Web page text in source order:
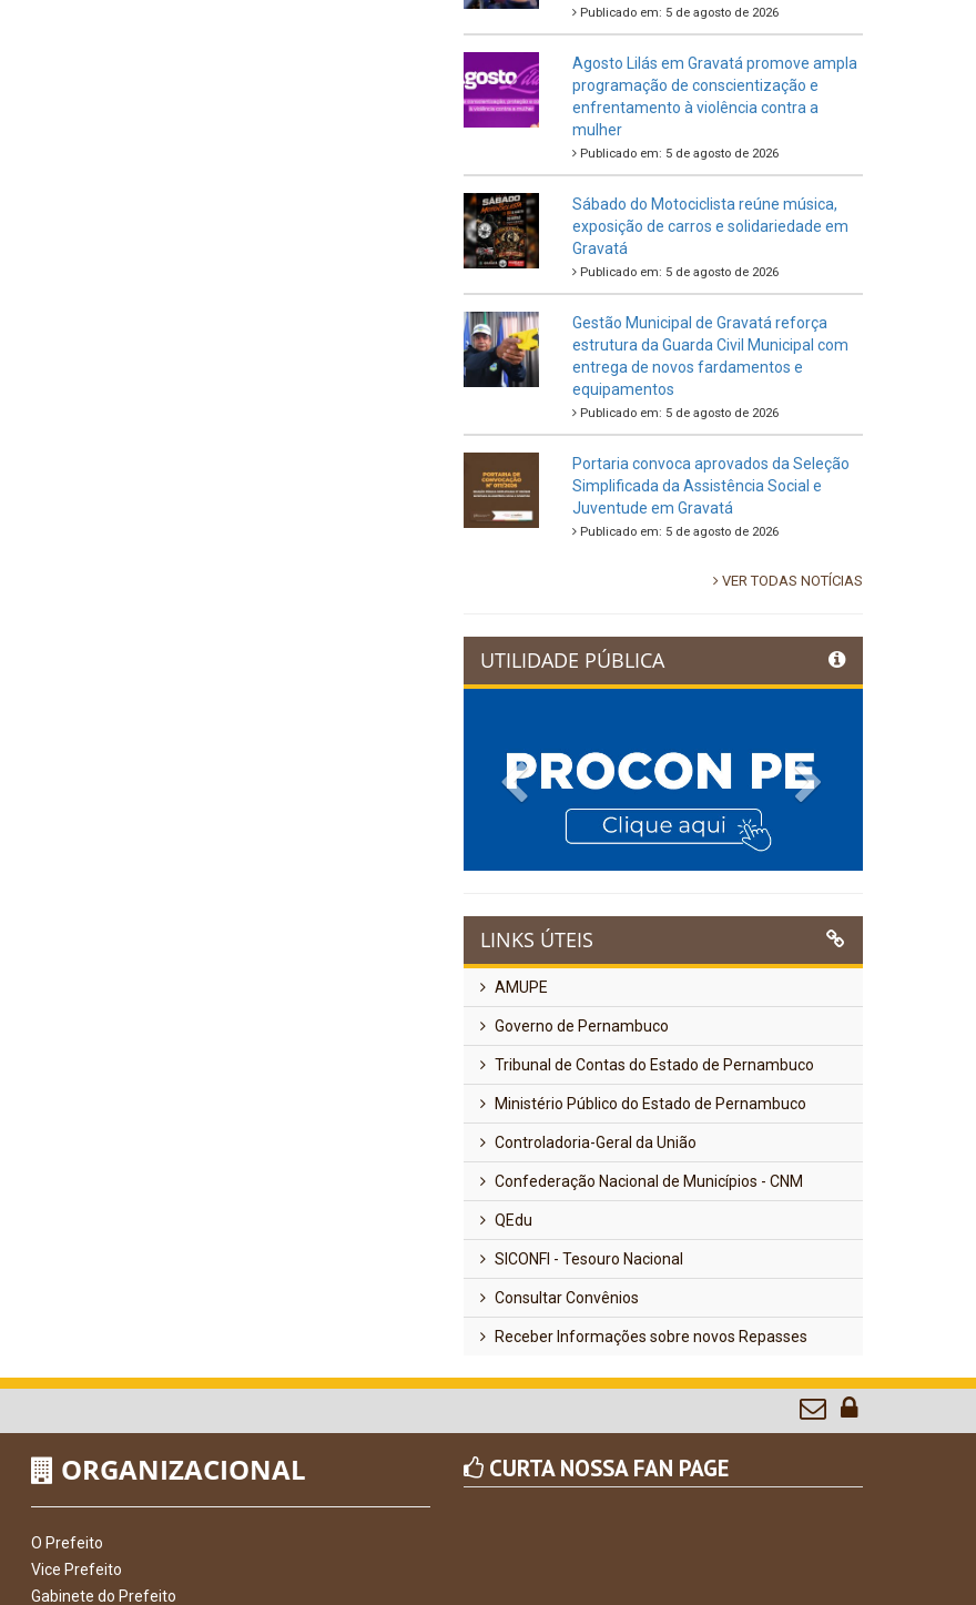
Publicado em: 5 de agosto de 2026
Agosto Lilás em Gravatá promove ampla
programação de conscientização e
enfrentamento à violência contra a
mulher
Publicado em: 5 de agosto de 2026
Sábado do Motociclista reúne música,
exposição de carros e solidariedade em
Gravatá
Publicado em: 5 de agosto de 2026
Gestão Municipal de Gravatá reforça
estrutura da Guarda Civil Municipal com
entrega de novos fardamentos e
equipamentos
Publicado em: 5 de agosto de 2026
Portaria convoca aprovados da Seleção
Simplificada da Assistência Social e
Juventude em Gravatá
Publicado em: 5 de agosto de 2026
VER TODAS NOTÍCIAS
UTILIDADE PÚBLICA
Previous
LINKS ÚTEIS
AMUPE
Governo de Pernambuco
Tribunal de Contas do Estado de Pernambuco
Ministério Público do Estado de Pernambuco
Controladoria-Geral da União
Confederação Nacional de Municípios - CNM
QEdu
SICONFI - Tesouro Nacional
Consultar Convênios
Receber Informações sobre novos Repasses
ORGANIZACIONAL
O Prefeito
Vice Prefeito
Gabinete do Prefeito
CURTA NOSSA FAN PAGE